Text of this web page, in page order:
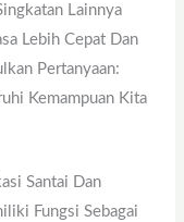
Lainnya
Lebih Cepat Dan
Pertanyaan:
Kemampuan Kita
Santai Dan
Fungsi Sebagai